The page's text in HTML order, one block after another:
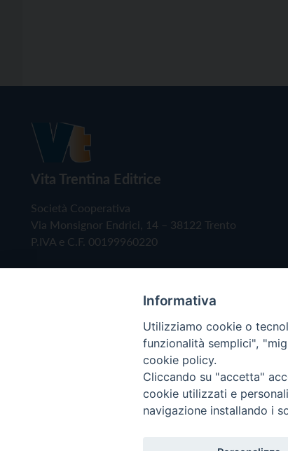
Vita Trentina Editrice
Società Cooperativa
Via Monsignor Endrici, 14 – 38122 Trento
P.IVA e C.F. 00199960220
Copyright © 2019 - Tutti i diritti riservati -
Informativa
Utilizziamo cookie o
funzionalità semplici",
cookie policy.
Cliccando su "accetta"
cookie utilizzati e
navigazione installando i